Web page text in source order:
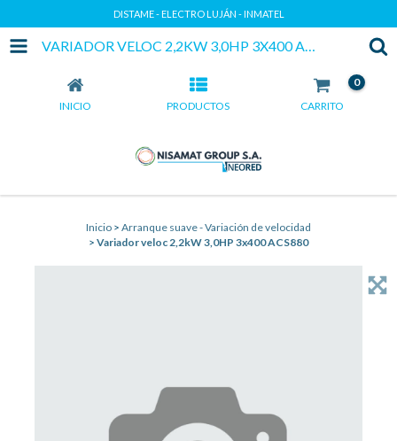
DISTAME - ELECTRO LUJÁN - INMATEL
VARIADOR VELOC 2,2KW 3,0HP 3X400 ACS880
INICIO PRODUCTOS CARRITO
0
Inicio > Arranque suave - Variación de velocidad
> Variador veloc 2,2kW 3,0HP 3x400 ACS880